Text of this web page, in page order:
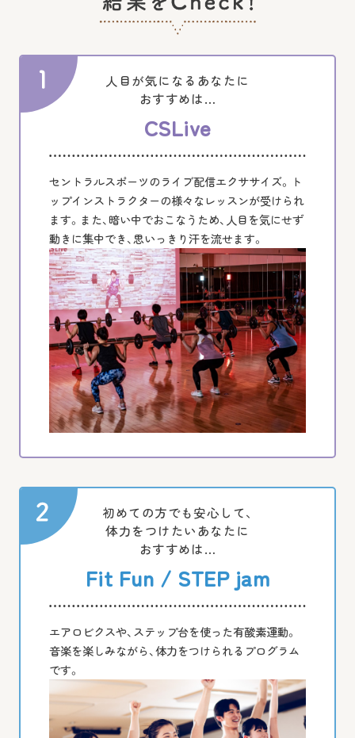
人目が気になるあなたに
おすすめは…
CSLive
セントラルスポーツのライブ配信エクササイズ。ト
ップインストラクターの様々なレッスンが受けられ
ます。また、暗い中でおこなうため、人目を気にせず
動きに集中でき、思いっきり汗を流せます。
初めての方でも安心して、
体力をつけたいあなたに
おすすめは…
Fit Fun / STEP jam
エアロビクスや、ステップ台を使った有酸素運動。
音楽を楽しみながら、体力をつけられるプログラム
です。